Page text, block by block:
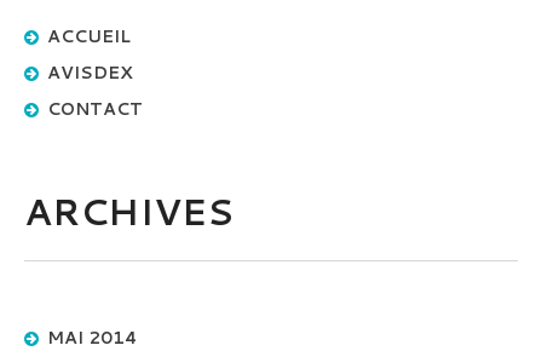
ACCUEIL
AVISDEX
CONTACT
ARCHIVES
MAI 2014